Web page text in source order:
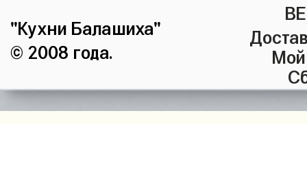
"Кухни Балашиха"
© 2008 года.